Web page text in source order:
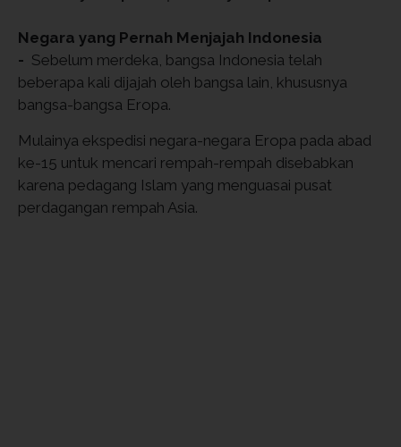
Negara yang Pernah Menjajah Indonesia
- Sebelum merdeka, bangsa Indonesia telah
beberapa kali dijajah oleh bangsa lain, khususnya
bangsa-bangsa Eropa.
Mulainya ekspedisi negara-negara Eropa pada abad
ke-15 untuk mencari rempah-rempah disebabkan
karena pedagang Islam yang menguasai pusat
perdagangan rempah Asia.